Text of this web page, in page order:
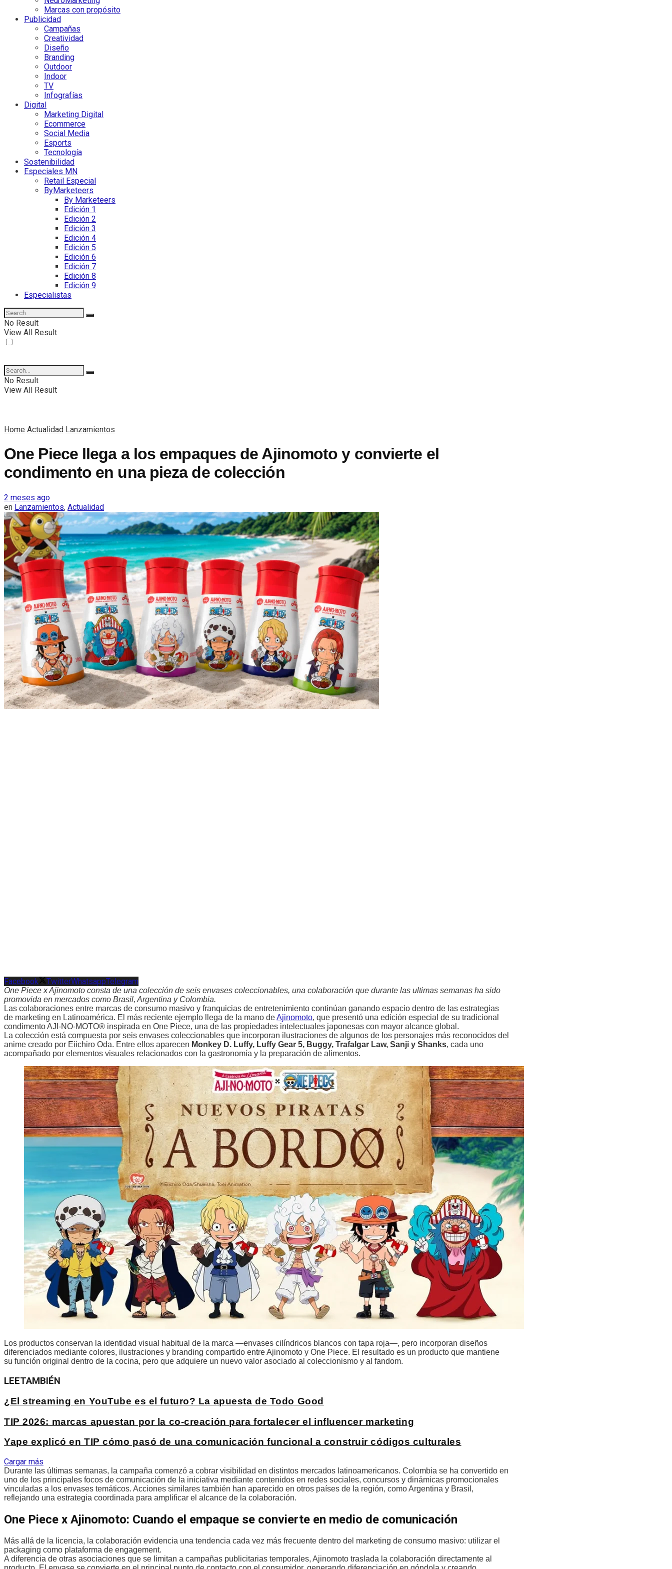
Marcas con propósito
Publicidad
Campañas
Creatividad
Diseño
Branding
Outdoor
Indoor
TV
Infografías
Digital
Marketing Digital
Ecommerce
Social Media
Esports
Tecnología
Sostenibilidad
Especiales MN
Retail Especial
ByMarketeers
By Marketeers
Edición 1
Edición 2
Edición 3
Edición 4
Edición 5
Edición 6
Edición 7
Edición 8
Edición 9
Especialistas
No Result
View All Result
No Result
View All Result
Home Actualidad Lanzamientos
One Piece llega a los empaques de Ajinomoto y convierte el
condimento en una pieza de colección
2 meses ago
en Lanzamientos, Actualidad
Facebook TwitterWhatsappTelegram
One Piece x Ajinomoto consta de una colección de seis envases coleccionables, una colaboración que durante las ultimas semanas ha sido
promovida en mercados como Brasil, Argentina y Colombia.
Las colaboraciones entre marcas de consumo masivo y franquicias de entretenimiento continúan ganando espacio dentro de las estrategias
de marketing en Latinoamérica. El más reciente ejemplo llega de la mano deAjinomoto, que presentó una edición especial de su tradicional
condimento AJI-NO-MOTO® inspirada en One Piece, una de las propiedades intelectuales japonesas con mayor alcance global.
La colección está compuesta por seis envases coleccionables que incorporan ilustraciones de algunos de los personajes más reconocidos del
anime creado por Eiichiro Oda. Entre ellos aparecen Monkey D. Luffy, Luffy Gear 5, Buggy, Trafalgar Law, Sanji y Shanks, cada uno
acompañado por elementos visuales relacionados con la gastronomía y la preparación de alimentos.
Los productos conservan la identidad visual habitual de la marca —envases cilíndricos blancos con tapa roja—, pero incorporan diseños
diferenciados mediante colores, ilustraciones y branding compartido entre Ajinomoto y One Piece. El resultado es un producto que mantiene
su función original dentro de la cocina, pero que adquiere un nuevo valor asociado al coleccionismo y al fandom.
LEETAMBIÉN
¿El streaming en YouTube es el futuro? La apuesta de Todo Good
TIP 2026: marcas apuestan por la co-creación para fortalecer el influencer marketing
Yape explicó en TIP cómo pasó de una comunicación funcional a construir códigos culturales
Cargar más
Durante las últimas semanas, la campaña comenzó a cobrar visibilidad en distintos mercados latinoamericanos. Colombia se ha convertido en
uno de los principales focos de comunicación de la iniciativa mediante contenidos en redes sociales, concursos y dinámicas promocionales
vinculadas a los envases temáticos. Acciones similares también han aparecido en otros países de la región, como Argentina y Brasil,
reflejando una estrategia coordinada para amplificar el alcance de la colaboración.
One Piece x Ajinomoto: Cuando el empaque se convierte en medio de comunicación
Más allá de la licencia, la colaboración evidencia una tendencia cada vez más frecuente dentro del marketing de consumo masivo: utilizar el
packaging como plataforma de engagement.
A diferencia de otras asociaciones que se limitan a campañas publicitarias temporales, Ajinomoto traslada la colaboración directamente al